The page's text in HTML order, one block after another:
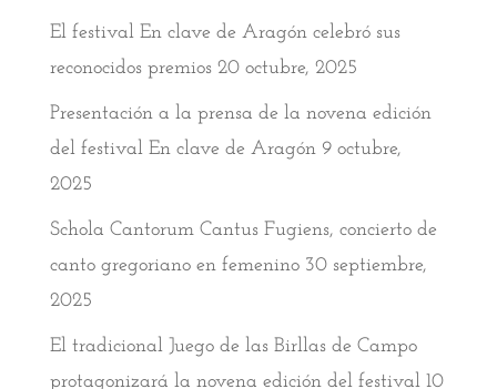
El festival En clave de Aragón celebró sus
reconocidos premios 20 octubre, 2025
Presentación a la prensa de la novena edición
del festival En clave de Aragón 9 octubre,
2025
Schola Cantorum Cantus Fugiens, concierto de
canto gregoriano en femenino 30 septiembre,
2025
El tradicional Juego de las Birllas de Campo
protagonizará la novena edición del festival 10